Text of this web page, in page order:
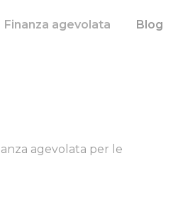
Finanza agevolata Blog
agevolata per le